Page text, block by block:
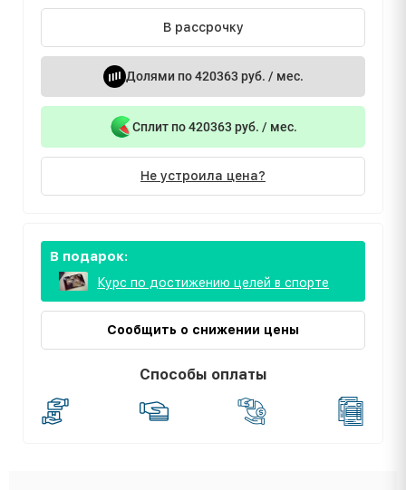
В рассрочку
Долями по 420363 руб. / мес.
Сплит по 420363 руб. / мес.
Не устроила цена?
В подарок:
Курс по достижению целей в спорте
Сообщить о снижении цены
Способы оплаты